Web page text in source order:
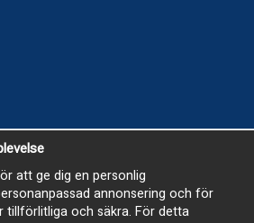
stängt
att ge dig en personlig
annonsering och för
tillförlitliga och säkra. För detta